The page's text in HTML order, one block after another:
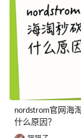
nordstrom官网海
什么原因？